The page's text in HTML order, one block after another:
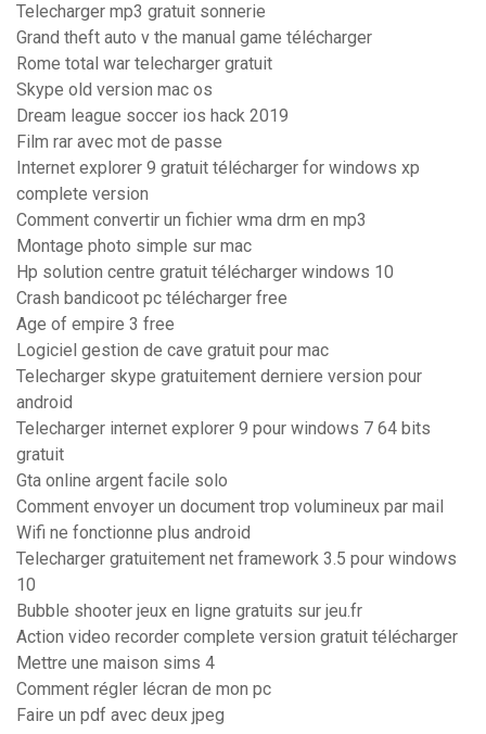
Telecharger mp3 gratuit sonnerie
Grand theft auto v the manual game télécharger
Rome total war telecharger gratuit
Skype old version mac os
Dream league soccer ios hack 2019
Film rar avec mot de passe
Internet explorer 9 gratuit télécharger for windows xp
complete version
Comment convertir un fichier wma drm en mp3
Montage photo simple sur mac
Hp solution centre gratuit télécharger windows 10
Crash bandicoot pc télécharger free
Age of empire 3 free
Logiciel gestion de cave gratuit pour mac
Telecharger skype gratuitement derniere version pour
android
Telecharger internet explorer 9 pour windows 7 64 bits
gratuit
Gta online argent facile solo
Comment envoyer un document trop volumineux par mail
Wifi ne fonctionne plus android
Telecharger gratuitement net framework 3.5 pour windows
10
Bubble shooter jeux en ligne gratuits sur jeu.fr
Action video recorder complete version gratuit télécharger
Mettre une maison sims 4
Comment régler lécran de mon pc
Faire un pdf avec deux jpeg